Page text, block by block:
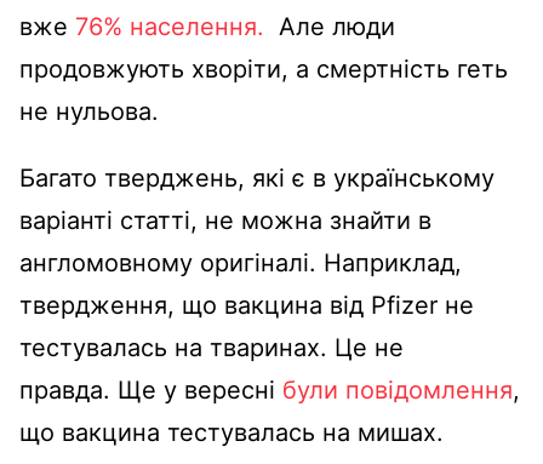
вже 76% населення. Але люди
продовжують хворіти, а смертність геть
не нульова.
Багато тверджень, які є в українському
варіанті статті, не можна знайти в
англомовному оригіналі. Наприклад,
твердження, що вакцина від Pfizer не
тестувалась на тваринах. Це не
правда. Ще у вересні були повідомлення,
що вакцина тестувалась на мишах.